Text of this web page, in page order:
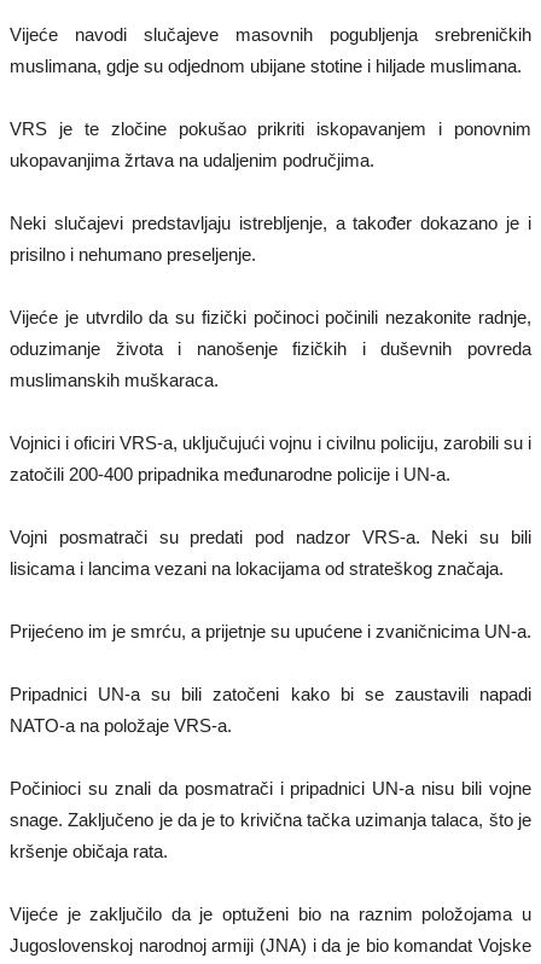
Vijeće navodi slučajeve masovnih pogubljenja srebreničkih
muslimana, gdje su odjednom ubijane stotine i hiljade muslimana.
VRS je te zločine pokušao prikriti iskopavanjem i ponovnim
ukopavanjima žrtava na udaljenim područjima.
Neki slučajevi predstavljaju istrebljenje, a također dokazano je i
prisilno i nehumano preseljenje.
Vijeće je utvrdilo da su fizički počinoci počinili nezakonite radnje,
oduzimanje života i nanošenje fizičkih i duševnih povreda
muslimanskih muškaraca.
Vojnici i oficiri VRS-a, uključujući vojnu i civilnu policiju, zarobili su i
zatočili 200-400 pripadnika međunarodne policije i UN-a.
Vojni posmatrači su predati pod nadzor VRS-a. Neki su bili
lisicama i lancima vezani na lokacijama od strateškog značaja.
Prijećeno im je smrću, a prijetnje su upućene i zvaničnicima UN-a.
Pripadnici UN-a su bili zatočeni kako bi se zaustavili napadi
NATO-a na položaje VRS-a.
Počinioci su znali da posmatrači i pripadnici UN-a nisu bili vojne
snage. Zaključeno je da je to krivična tačka uzimanja talaca, što je
kršenje običaja rata.
Vijeće je zaključilo da je optuženi bio na raznim položojama u
Jugoslovenskoj narodnoj armiji (JNA) i da je bio komandat Vojske